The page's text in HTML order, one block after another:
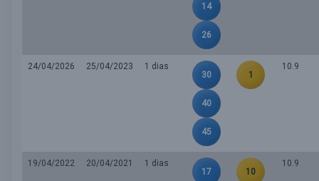
14
26
24/04/2026 25/04/2023
1 dias
30
40
45
1
10.9
19/04/2022 20/04/2021
1 dias
17
10
10.9